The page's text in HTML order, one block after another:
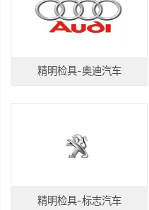
精明检具-奥迪汽车
精明检具-标志汽车